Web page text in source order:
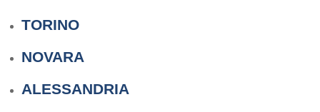
TORINO
NOVARA
ALESSANDRIA